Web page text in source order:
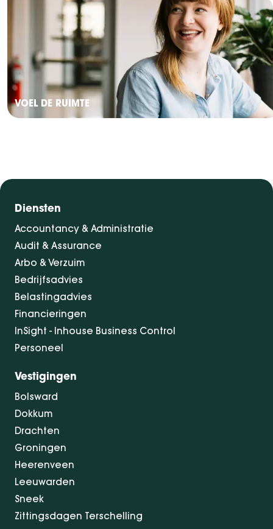
VOEL DE RUIMTE
Diensten
Accountancy & Administratie
Audit & Assurance
Arbo & Verzuim
Bedrijfsadvies
Belastingadvies
Financieringen
InSight - Inhouse Business Control
Personeel
Vestigingen
Bolsward
Dokkum
Drachten
Groningen
Heerenveen
Leeuwarden
Sneek
Zittingsdagen Terschelling